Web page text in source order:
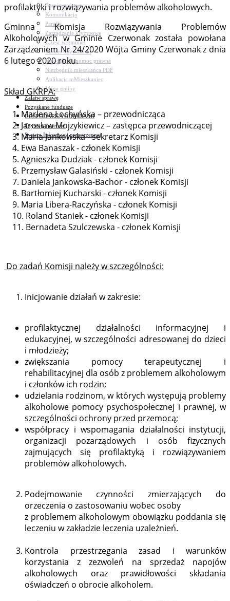
Bezpieczeństwo
Komunikacja
Parafie
Zarządzanie kryzysowe
C.ześć w gminie!
Budżet obywatelski
Nieodpłatna pomoc prawna
Niezbędnik mieszkańca PDF
Aplikacja mMieszkaniec
Mapa gminy
Załatw sprawę
Pozyskane fundusze
GOSPODARKA ODPADAMI
Czyste powietrze
System Informacji przestrzennej
profilaktyki i rozwiązywania problemów alkoholowych.
Gminna Komisja Rozwiązywania Problemów
Alkoholowych w Gminie Czerwonak została powołana
Zarządzeniem Nr 24/2020 Wójta Gminy Czerwonak z dnia
6 lutego 2020 roku.
Skład GKRPA:
1. Marlena Łochyńska – przewodnicząca
2. Jarosław Mojzykiewicz – zastępca przewodniczącej
3. Maria Jankowska - sekretarz Komisji
4. Ewa Banaszak - członek Komisji
5. Agnieszka Dudziak - członek Komisji
6. Przemysław Galasiński - członek Komisji
7. Daniela Jankowska-Bachor - członek Komisji
8. Bartłomiej Kucharski - członek Komisji
9. Maria Libera-Raczyńska - członek Komisji
10. Roland Staniek - członek Komisji
11. Bernadeta Szulczewska - członek Komisji
Do zadań Komisji należy w szczególności:
Inicjowanie działań w zakresie:
profilaktycznej działalności informacyjnej i
edukacyjnej, w szczególności adresowanej do dzieci
i młodzieży;
zwiększania pomocy terapeutycznej i
rehabilitacyjnej dla osób z problemem alkoholowym
i członków ich rodzin;
udzielania rodzinom, w których występują problemy
alkoholowe pomocy psychospołecznej i prawnej, w
szczególności ochrony przed przemocą;
współpracy i wspomagania działalności instytucji,
organizacji pozarządowych i osób fizycznych
zajmujących się profilaktyką i rozwiązywaniem
problemów alkoholowych.
Podejmowanie czynności zmierzających do
orzeczenia o zastosowaniu wobec osoby
z problemem alkoholowym obowiązku poddania się
leczeniu w zakładzie leczenia uzależnień.
Kontrola przestrzegania zasad i warunków
korzystania z zezwoleń na sprzedaż napojów
alkoholowych oraz prawidłowości składania
oświadczeń o obrocie alkoholem.